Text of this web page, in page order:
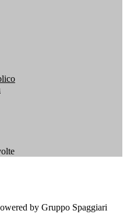
by Gruppo Spaggiari